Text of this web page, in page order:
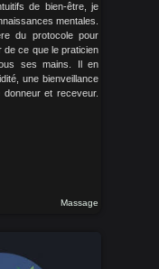
de bien-être, je
mentales.
du protocole pour
de ce que le praticien
ses mains. Il en
une bienveillance
et receveur.
Massage